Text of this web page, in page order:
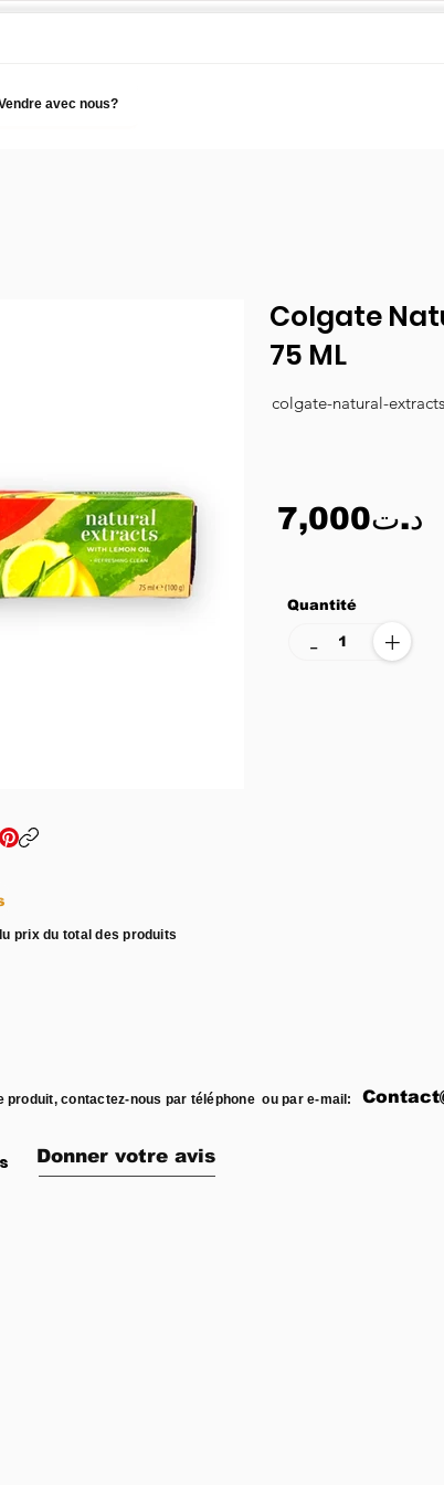
avec nous?
Colgate
75 ML
colgate-natural-
7,000د.ت
Quantité
+
-
prix du total des produits
contactez-nous par téléphone ou par e-mail:
Donner votre avis